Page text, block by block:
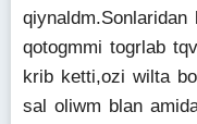
qotogmmi togrlab
krib ketti,ozi wilta
sal oliwm blan